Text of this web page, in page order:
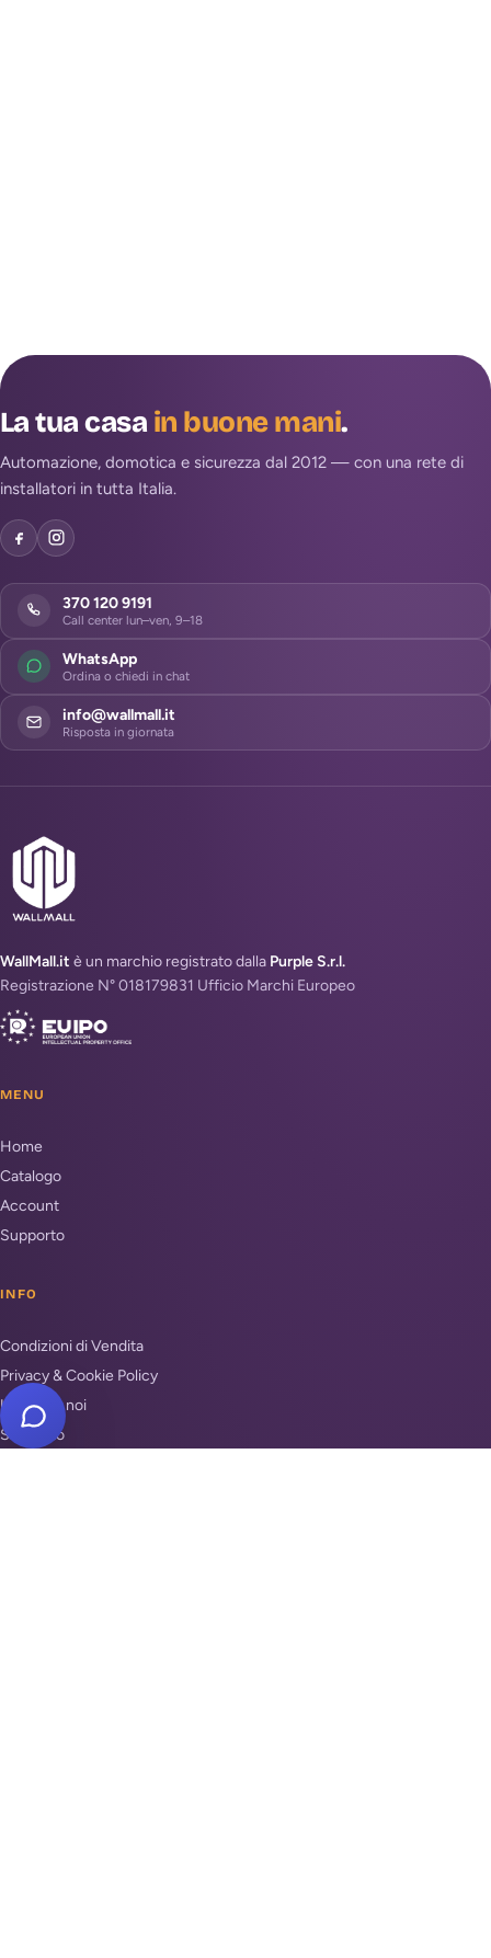
La tua casain buone mani.
Automazione, domotica e sicurezza dal 2012 — con una rete di
installatori in tutta Italia.
370 120 9191
Call center lun–ven, 9–18
WhatsApp
Ordina o chiedi in chat
info@wallmall.it
Risposta in giornata
WallMall.it è un marchio registrato dalla Purple S.r.l.
Registrazione N° 018179831 Ufficio Marchi Europeo
MENU
Home
Catalogo
Account
Supporto
INFO
Condizioni di Vendita
Privacy & Cookie Policy
Unisciti a noi
Supporto